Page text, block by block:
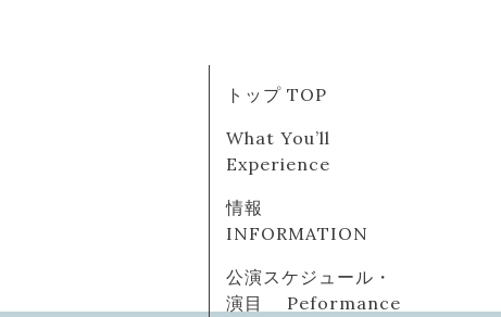
トップ TOP
What You’ll
Experience
情報
INFORMATION
公演スケジュール・
演目 Peformance